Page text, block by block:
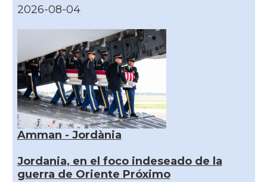
2026-08-04
Amman - Jordània
Jordania, en el foco indeseado de la
guerra de Oriente Próximo